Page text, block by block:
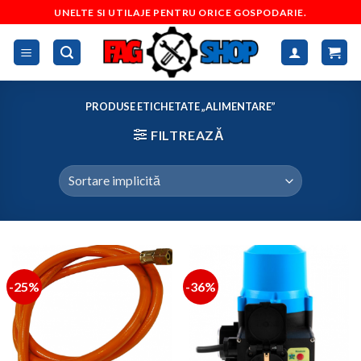
to
content
UNELTE SI UTILAJE PENTRU ORICE GOSPODARIE.
PRODUSE ETICHETATE „ALIMENTARE”
FILTREAZĂ
-25% -36%